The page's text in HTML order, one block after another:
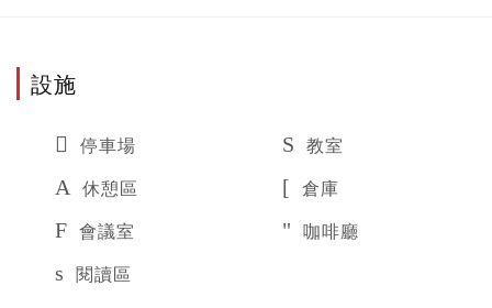
設施
停車場
教室
休憩區
倉庫
會議室
咖啡廳
閱讀區